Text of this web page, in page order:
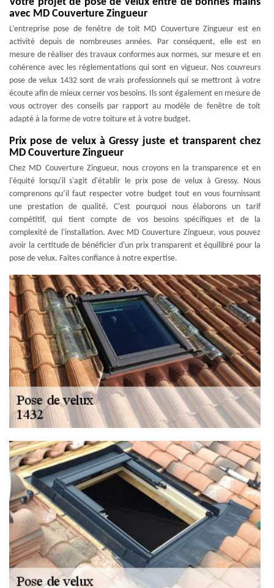
avec MD Couverture Zingueur
L’entreprise pose de fenêtre de toit MD Couverture Zingueur est en
activité depuis de nombreuses années. Par conséquent, elle est en
mesure de réaliser des travaux conformes aux normes, sur mesure et en
cohérence avec les réglementations qui sont en vigueur. Nos couvreurs
pose de velux 1432 sont de vrais professionnels qui se mettront à votre
écoute afin de mieux cerner vos besoins. Ils sont également en mesure de
vous octroyer des conseils par rapport au modèle de fenêtre de toit
adapté à la forme de votre toiture et à votre budget.
Prix pose de velux à Gressy juste et transparent chez
MD Couverture Zingueur
Chez MD Couverture Zingueur, nous croyons en la transparence et en
l'équité lorsqu'il s'agit d'établir le prix pose de velux à Gressy. Nous
comprenons qu’il faut respecter votre budget tout en vous fournissant
une prestation de qualité. C'est pourquoi nous élaborons un tarif
compétitif, qui tient compte de vos besoins spécifiques et de la
complexité de l'installation. Avec MD Couverture Zingueur, vous pouvez
avoir la certitude de bénéficier d'un prix transparent et équilibré pour la
pose de velux. Faites confiance à notre expertise.